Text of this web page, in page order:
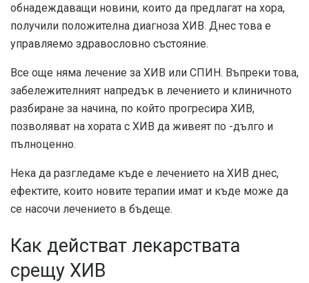
обнадеждаващи новини, които да предлагат на хора,
получили положителна диагноза ХИВ. Днес това е
управляемо здравословно състояние.
Все още няма лечение за ХИВ или СПИН. Въпреки това,
забележителният напредък в лечението и клиничното
разбиране за начина, по който прогресира ХИВ,
позволяват на хората с ХИВ да живеят по -дълго и
пълноценно.
Нека да разгледаме къде е лечението на ХИВ днес,
ефектите, които новите терапии имат и къде може да
се насочи лечението в бъдеще.
Как действат лекарствата
срещу ХИВ